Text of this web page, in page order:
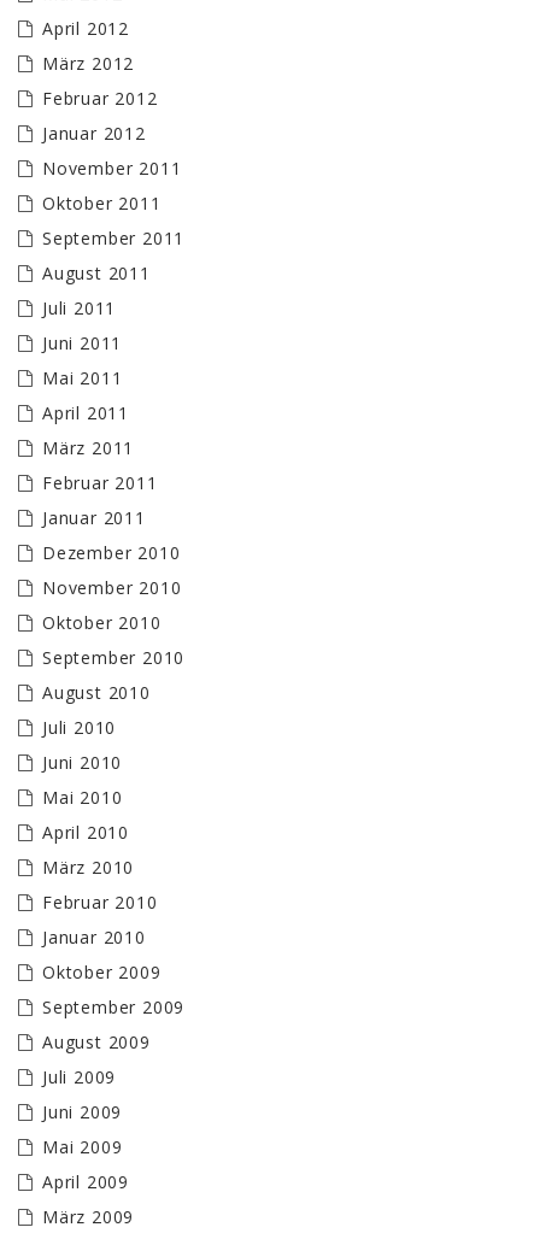
April 2012
März 2012
Februar 2012
Januar 2012
November 2011
Oktober 2011
September 2011
August 2011
Juli 2011
Juni 2011
Mai 2011
April 2011
März 2011
Februar 2011
Januar 2011
Dezember 2010
November 2010
Oktober 2010
September 2010
August 2010
Juli 2010
Juni 2010
Mai 2010
April 2010
März 2010
Februar 2010
Januar 2010
Oktober 2009
September 2009
August 2009
Juli 2009
Juni 2009
Mai 2009
April 2009
März 2009